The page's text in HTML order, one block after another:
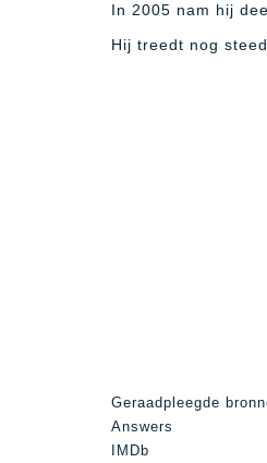
In 2005 nam hij
Hij treedt nog
Geraadpleegde
Answers
IMDb